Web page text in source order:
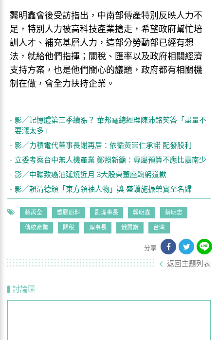
龔明鑫會後受訪指出，中南部傳產特別反映人力不
足，特別人力被高科技產業搶走，希望政府幫忙培
訓人才、補充基層人力，這部分勞動部已經有想
法，就給他們指揮；關稅、匯率以及政府相關經濟
支持方案，也是他們關心的議題，政府都有相關機
制在做，會全力扶持企業。
影／記憶體第三季續漲？ 華邦電總經理陳沛銘笑答「盡量不
要漲太多」
影／力積電代董事長謝再居：依循黃崇仁承諾 配發股利
立委考察台中無人機產業 鄭照新籲：專屬預算不應比嘉南少
影／中聯致癌油延燒近月 3大股東董座鞠躬道歉
影／賴清德頒「東方領袖人物」獎 盛讚施振榮實至名歸
賴禹全 塑膠原料 副理事長 龔明鑫 蔡明忠
傳統產業 關稅 理事長 俄羅斯 台灣
分享
返回主題列表
討論區